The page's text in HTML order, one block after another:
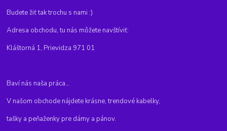
Budete žiť tak trochu s nami :)
Adresa obchodu, tu nás môžete navštíviť:
Kláštorná 1, Prievidza 971 01
Baví nás naša práca...
V našom obchode nájdete krásne, trendové kabelky,
tašky a peňaženky pre dámy a pánov.